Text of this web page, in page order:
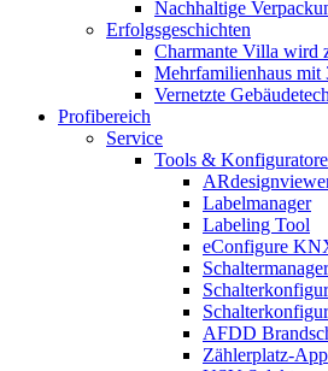
Nachhaltige
Erfolgsgeschichten
Charmante Villa wird
Mehrfamilienhaus
Vernetzte
Profibereich
Service
Tools &
Labelmanager
Labeling Tool
eConfigure
Schaltermanager
AFDD
Zählerplatz-App